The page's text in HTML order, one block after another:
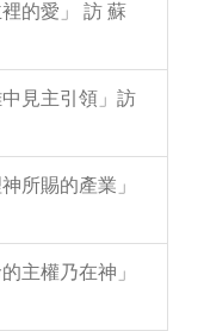
的愛」 訪 蘇
見主引領」訪
所賜的產業」
主權乃在神」